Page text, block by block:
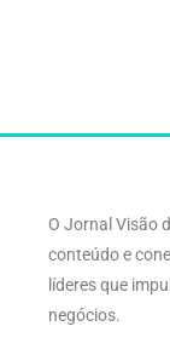
O Jornal Visão
conteúdo e
líderes que
negócios.